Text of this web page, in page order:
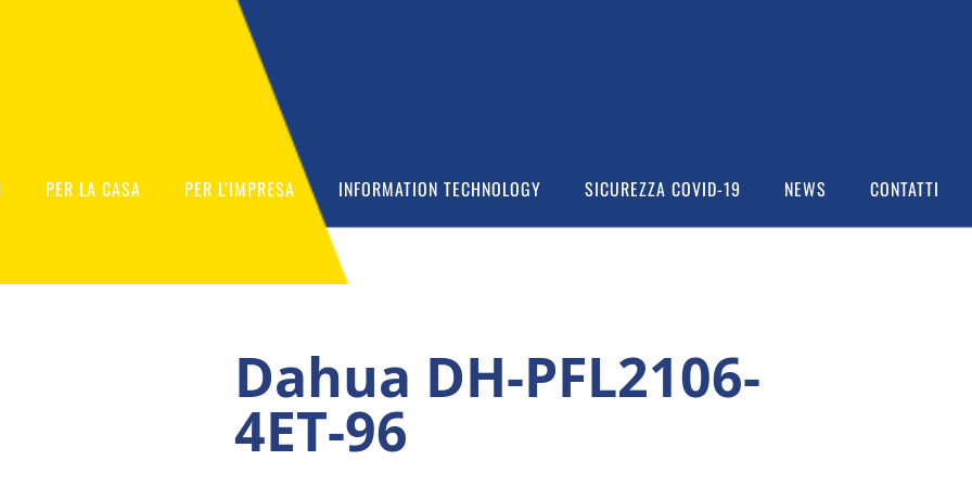
PER LA CASA PER L’IMPRESA INFORMATION TECHNOLOGY SICUREZZA COVID-19 NEWS CONTATTI
Dahua DH-PFL2106-
4ET-96